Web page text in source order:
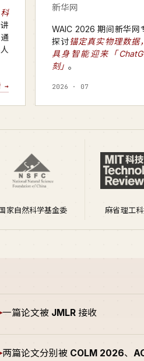
→
新华网
WAIC 2026 期间新华网
探讨锚定真实物理数据
具身智能迎来「
刻」 。
2026 · 07
家自然科学基金委 麻省理工
一篇论文被 JMLR 接收
两篇论文分别被 COLM 2026、